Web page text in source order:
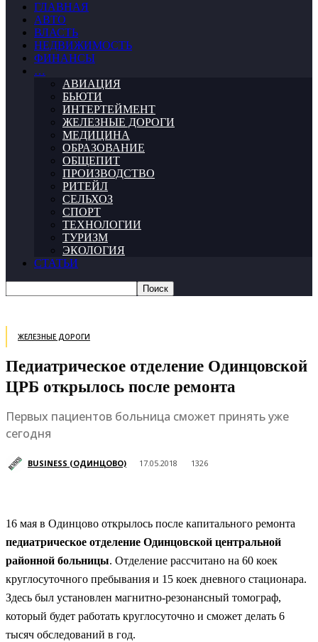
ГЛАВНАЯ
АВТО
ВЛАСТЬ
НЕДВИЖИМОСТЬ
ФИНАНСЫ
…
АВИАЦИЯ
БЬЮТИ
ИНТЕРТЕЙМЕНТ
ЖЕЛЕЗНЫЕ ДОРОГИ
МЕДИЦИНА
ОБРАЗОВАНИЕ
ОБЩЕПИТ
ПРОИЗВОДСТВО
РИТЕЙЛ
СЕЛЬХОЗ
СПОРТ
ТЕХНОЛОГИИ
ТУРИЗМ
ЭКОЛОГИЯ
СТАТЬИ
ЖЕЛЕЗНЫЕ ДОРОГИ
Педиатрическое отделение Одинцовской
ЦРБ открылось после ремонта
Первых пациентов больница сможет принять уже
сегодня
BUSINESS (ОДИНЦОВО) 17.05.2018 1326
16 мая в Одинцово открылось после капитального ремонта
педиатрическое отделение Одинцовской центральной
районной больницы. Отделение рассчитано на 60 коек
круглосуточного пребывания и 15 коек дневного стационара.
Здесь был установлен магнитно-резонансный томограф,
который будет работать круглосуточно и сможет делать 6
тысяч обследований в год.